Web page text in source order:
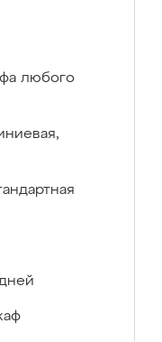
любого